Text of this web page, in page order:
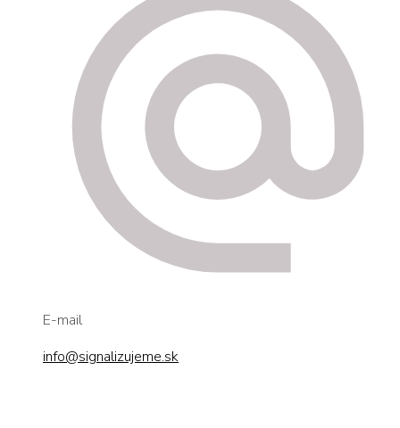
E-mail
info@signalizujeme.sk